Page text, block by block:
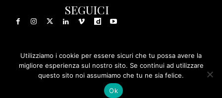
SEGUICI
© 1999 - 2025 Storia in Rete Srl - Tutti i diritti riservati - P.
IVA 08570971005
Utilizziamo i cookie per essere sicuri che tu possa avere la
migliore esperienza sul nostro sito. Se continui ad utilizzare
questo sito noi assumiamo che tu ne sia felice.
Ok